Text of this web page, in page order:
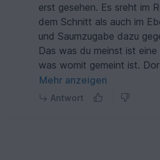
erst gesehen. Es sreht im
dem Schnitt als auch im
und Saumzugabe dazu
Das was du meinst ist eine
was womit gemeint ist.
vorhanden".
Mehr anzeigen
Antwort